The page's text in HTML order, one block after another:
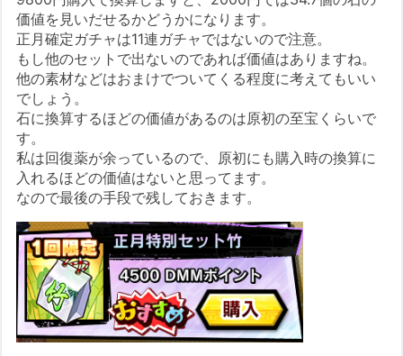
価値を見いだせるかどうかになります。
正月確定ガチャは11連ガチャではないので注意。
もし他のセットで出ないのであれば価値はありますね。
他の素材などはおまけでついてくる程度に考えてもいい
でしょう。
石に換算するほどの価値があるのは原初の至宝くらいで
す。
私は回復薬が余っているので、原初にも購入時の換算に
入れるほどの価値はないと思ってます。
なので最後の手段で残しておきます。